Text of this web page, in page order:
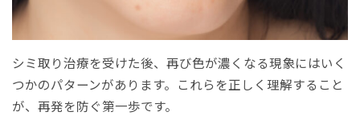
シミ取り治療を受けた後、再び色が濃くなる現象にはいく
つかのパターンがあります。これらを正しく理解すること
が、再発を防ぐ第一歩です。